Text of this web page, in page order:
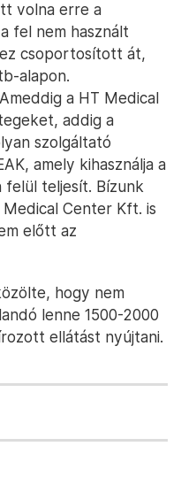
volna erre a
fel nem használt
csoportosított át,
alapon.
a HT Medical
addig a
szolgáltató
amely kihasználja a
felül teljesít. Bízunk
Center Kft. is
előtt az
hogy nem
lenne 1500-2000
ellátást nyújtani.